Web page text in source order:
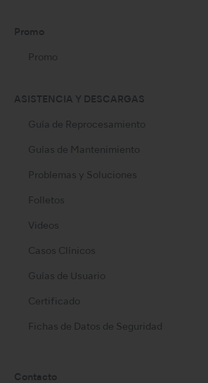
Promo
Promo
ASISTENCIA Y DESCARGAS
Guía de Reprocesamiento
Guías de Mantenimiento
Problemas y Soluciones
Folletos
Videos
Casos Clínicos
Guías de Usuario
Certificado
Fichas de Datos de Seguridad
Contacto